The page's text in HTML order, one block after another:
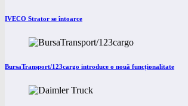
IVECO Strator se întoarce
BursaTransport/123cargo introduce o nouă funcționalitate